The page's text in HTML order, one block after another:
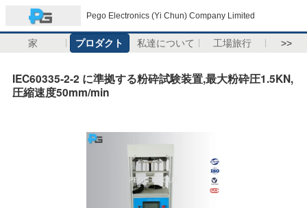
Pego Electronics (Yi Chun) Company Limited
家 プロダクト 私達について 工場旅行 >>
IEC60335-2-2 に準拠する粉砕試験装置,最大粉砕圧1.5KN,
圧縮速度50mm/min